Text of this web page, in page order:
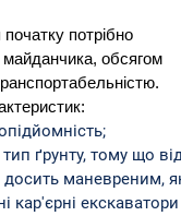
потрібно
майданчика, обсягом
ґрунту, тому що
досить маневреним,
кар'єрні